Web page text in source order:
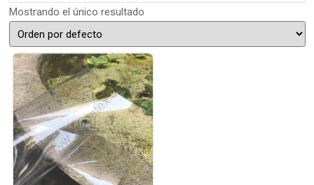
Mostrando el único resultado